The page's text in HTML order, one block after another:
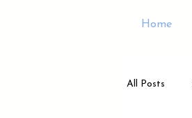
Home
All Posts